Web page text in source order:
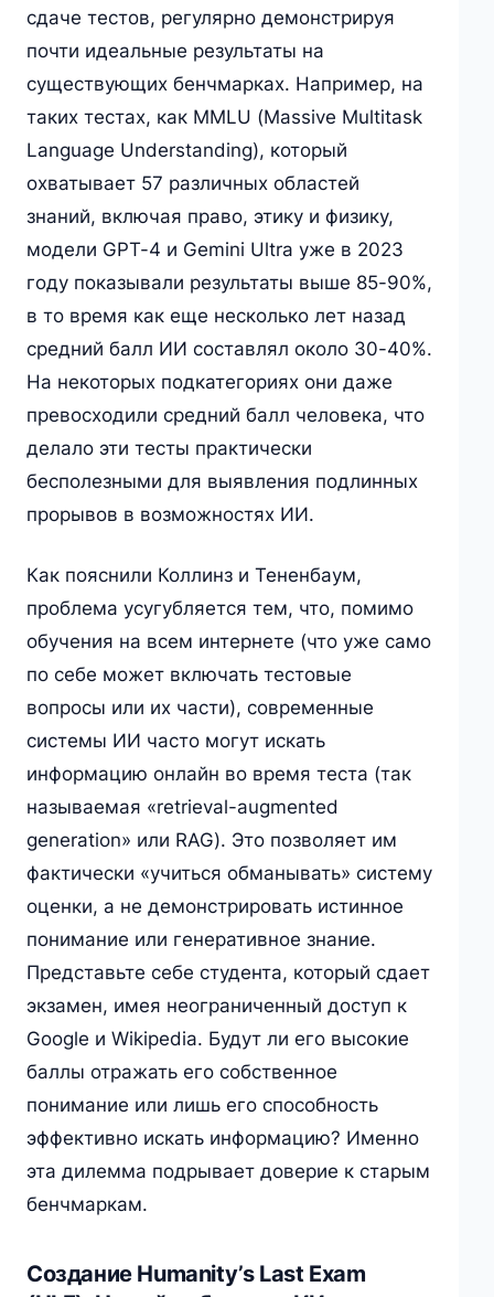
сдаче тестов, регулярно демонстрируя
почти идеальные результаты на
существующих бенчмарках. Например, на
таких тестах, как MMLU (Massive Multitask
Language Understanding), который
охватывает 57 различных областей
знаний, включая право, этику и физику,
модели GPT-4 и Gemini Ultra уже в 2023
году показывали результаты выше 85-90%,
в то время как еще несколько лет назад
средний балл ИИ составлял около 30-40%.
На некоторых подкатегориях они даже
превосходили средний балл человека, что
делало эти тесты практически
бесполезными для выявления подлинных
прорывов в возможностях ИИ.
Как пояснили Коллинз и Тененбаум,
проблема усугубляется тем, что, помимо
обучения на всем интернете (что уже само
по себе может включать тестовые
вопросы или их части), современные
системы ИИ часто могут искать
информацию онлайн во время теста (так
называемая «retrieval-augmented
generation» или RAG). Это позволяет им
фактически «учиться обманывать» систему
оценки, а не демонстрировать истинное
понимание или генеративное знание.
Представьте себе студента, который сдает
экзамен, имея неограниченный доступ к
Google и Wikipedia. Будут ли его высокие
баллы отражать его собственное
понимание или лишь его способность
эффективно искать информацию? Именно
эта дилемма подрывает доверие к старым
бенчмаркам.
Создание Humanity’s Last Exam